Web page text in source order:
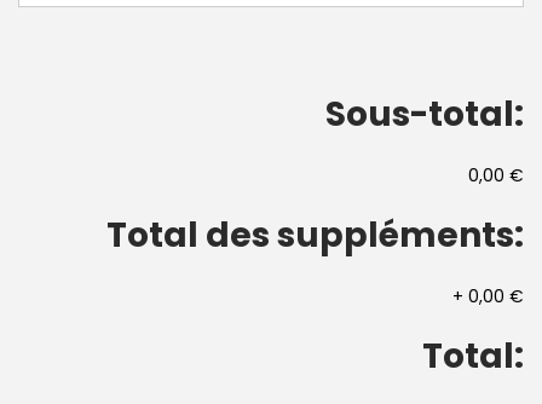
Sous-total:
0,00 €
Total des suppléments:
+ 0,00 €
Total: